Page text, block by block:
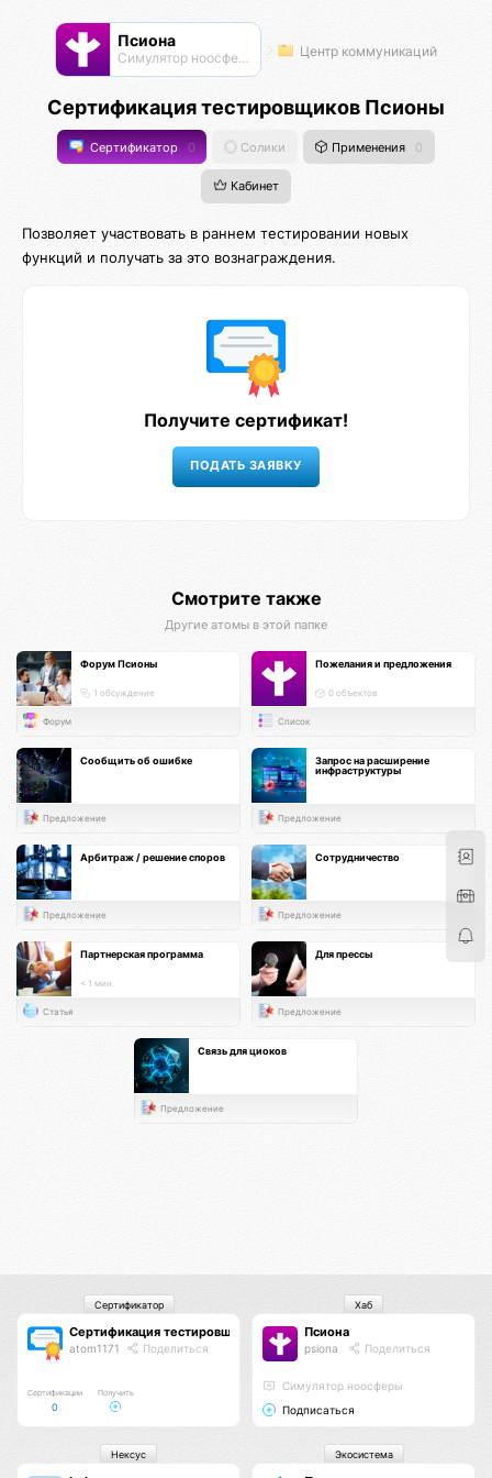
Псиона
Cимулятор ноосферы Центр коммуникаций
Сертификация тестировщиков Псионы
Сертификатор 0 Солики Применения 0
Кабинет
Позволяет участвовать в раннем тестировании новых
функций и получать за это вознаграждения.
Получите сертификат!
Смотрите также
Другие атомы в этой папке
Форум Псионы
1 обсуждение
Форум
Пожелания и предложения
0 объектов
Список
Сообщить об ошибке
Предложение
Запрос на расширение
инфраструктуры
Предложение
Арбитраж / решение споров
Предложение
Сотрудничество
Предложение
Партнерская программа
< 1 мин.
Статья
Для прессы
Предложение
Связь для циоков
Предложение
Сертификация тестировщиков Псионы
atom1171 Поделиться
Сертификации
0
Получить
Сертификатор
Псиона
psiona Поделиться
Cимулятор ноосферы
Подписаться
Хаб
Нексус Экосистема